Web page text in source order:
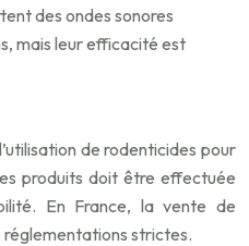
des ondes sonores
mais leur efficacité est
de rodenticides pour
produits doit être effectuée
En France, la vente de
réglementations strictes.